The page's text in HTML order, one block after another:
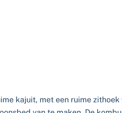
kajuit, met een ruime zithoek